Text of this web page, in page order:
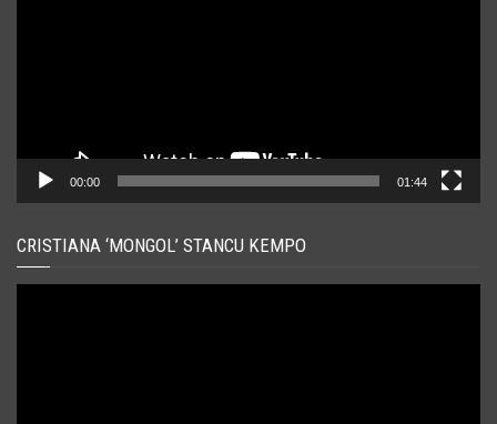
00:00 01:44
CRISTIANA ‘MONGOL’ STANCU KEMPO